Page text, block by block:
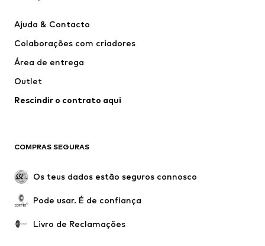
Roupa interior
Sobretudos
Roupa de banho
Upcycling
SAPATOS
Novidades
Ajuda & Contacto
Colaborações com criadores
Área de entrega
Outlet
Rescindir o contrato aqui
COMPRAS SEGURAS
Os teus dados estão seguros connosco
Pode usar. É de confiança
Livro de Reclamações